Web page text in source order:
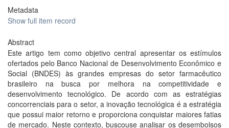
Metadata
Show full item record
Abstract
Este artigo tem como objetivo central apresentar os estímulos
ofertados pelo Banco Nacional de Desenvolvimento Econômico e
Social (BNDES) às grandes empresas do setor farmacêutico
brasileiro na busca por melhora na competitividade e
desenvolvimento tecnológico. De acordo com as estratégias
concorrenciais para o setor, a inovação tecnológica é a estratégia
que possui maior retorno e proporciona conquistar maiores fatias
de mercado. Neste contexto, buscouse analisar os desembolsos